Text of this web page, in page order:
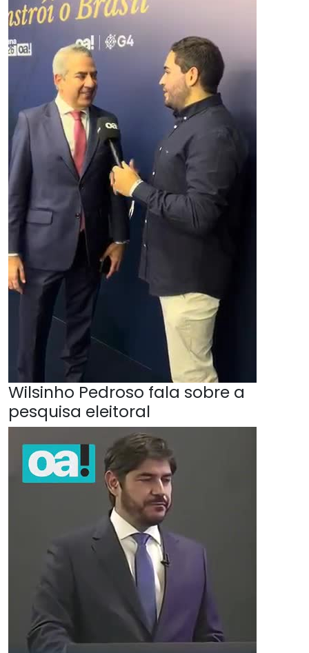
Wilsinho Pedroso fala sobre a
pesquisa eleitoral